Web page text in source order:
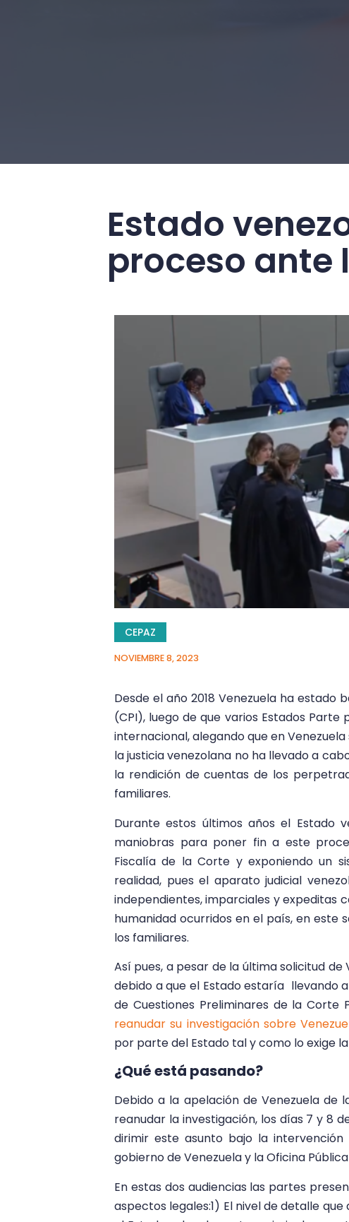
Estado
proceso ante
CEPAZ
NOVIEMBRE 8, 2023
Desde el año 2018 Venezuela ha
(CPI), luego de que varios Estados
internacional, alegando que en
la justicia venezolana no ha llevado a
la rendición de cuentas de los
familiares.
Durante estos últimos años el Estado
maniobras para poner fin a este
Fiscalía de la Corte y exponiendo un
realidad, pues el aparato judicial
independientes, imparciales y expeditas
humanidad ocurridos en el país, en
los familiares.
Así pues, a pesar de la última solicitud
debido a que el Estado estaría llevando
de Cuestiones Preliminares de la Corte
reanudar su investigación sobre
por parte del Estado tal y como lo exige
¿Qué está pasando?
Debido a la apelación de Venezuela de
reanudar la investigación, los días 7 y 8
dirimir este asunto bajo la
gobierno de Venezuela y la Oficina
En estas dos audiencias las partes
aspectos legales:1) El nivel de detalle